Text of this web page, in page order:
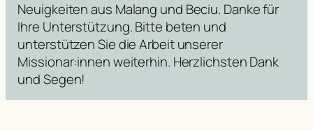
Neuigkeiten aus Malang und Beciu. Danke für
Ihre Unterstützung. Bitte beten und
unterstützen Sie die Arbeit unserer
Missionar:innen weiterhin. Herzlichsten Dank
und Segen!